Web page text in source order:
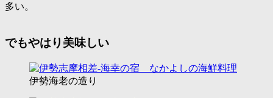
多い。
でもやはり美味しい
伊勢海老の造り